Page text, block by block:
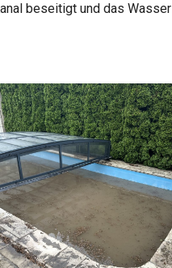
beseitigt und das Wasser